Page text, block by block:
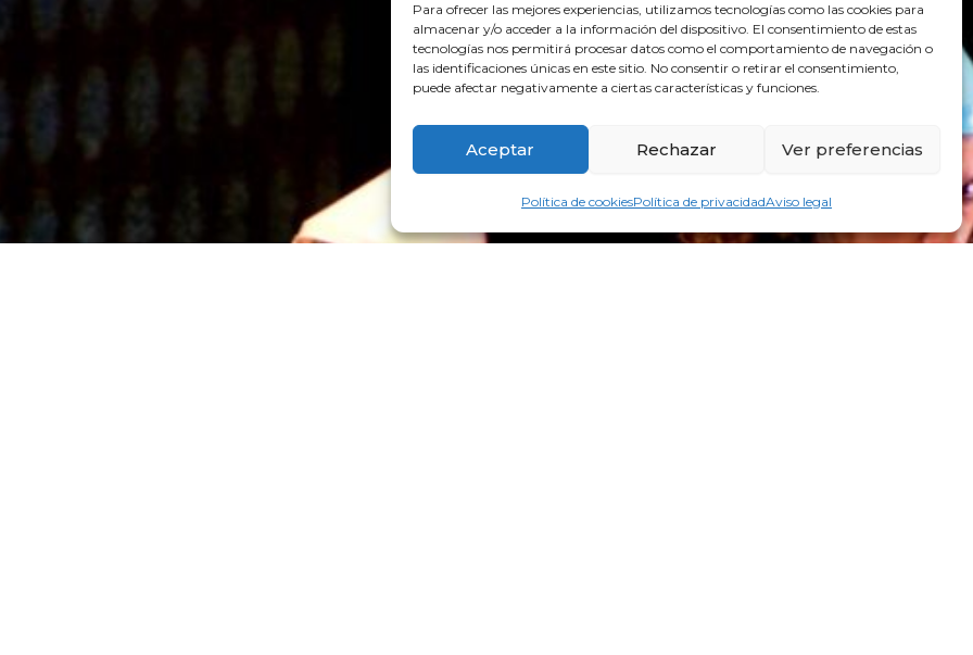
Para ofrecer las mejores experiencias, utilizamos tecnologías como las cookies para
almacenar y/o acceder a la información del dispositivo. El consentimiento de estas
tecnologías nos permitirá procesar datos como el comportamiento de navegación o
las identificaciones únicas en este sitio. No consentir o retirar el consentimiento,
puede afectar negativamente a ciertas características y funciones.
Aceptar Rechazar Ver preferencias
Política de cookiesPolítica de privacidadAviso legal